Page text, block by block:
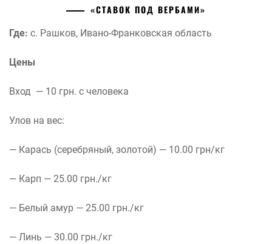
«СТАВОК ПОД ВЕРБАМИ»
Где: с. Рашков, Ивано-Франковская область
Цены
Вход — 10 грн. с человека
Улов на вес:
— Карась (серебряный, золотой) — 10.00 грн/кг
— Карп — 25.00 грн./кг
— Белый амур — 25.00 грн./кг
— Линь — 30.00 грн./кг